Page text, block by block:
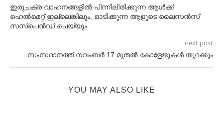
ഇരുചക്ര വാഹനങ്ങളില്‍ പിന്നിലിരിക്കുന്ന ആള്‍ക്ക്
ഹെല്‍മെറ്റ് ഇല്ലെങ്കിലും, ഓടിക്കുന്ന ആളുടെ ലൈസൻസ്
സസ്‌പെൻഡ് ചെയ്യും
next post
സംസ്ഥാനത്ത് നവംബര്‍ 17 മുതല്‍ കോളേജുകൾ തുറക്കും
YOU MAY ALSO LIKE